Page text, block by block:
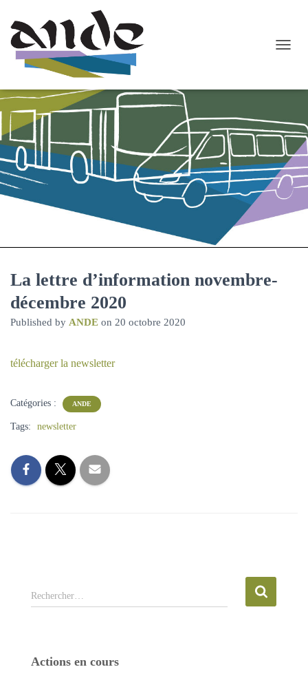
R
/
F
E
R
E
R
La lettre d’information novembre-
décembre 2020
Published by ANDE on 20 octobre 2020
téléchargerla newsletter
Catégories : ANDE
Tags: newsletter
e
r
Rechercher…
Actions en cours